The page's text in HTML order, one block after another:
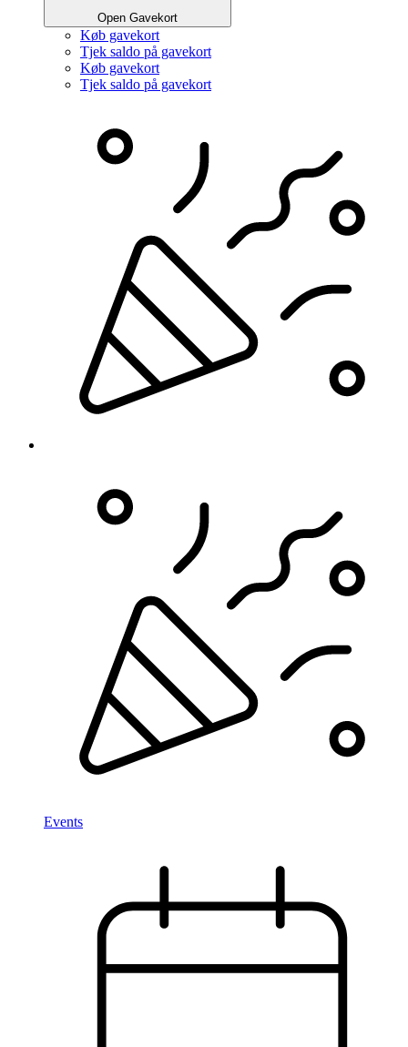
Open Gavekort
Køb gavekort
Tjek saldo på gavekort
Køb gavekort
Tjek saldo på gavekort
Events